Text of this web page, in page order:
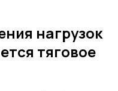
нагрузок
тяговое